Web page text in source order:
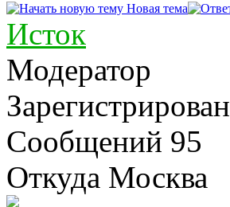
Новая тема
Исток
Модератор
Зарегистрирован
Сообщений 95
Откуда Москва